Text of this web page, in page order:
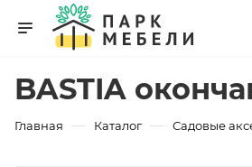
BASTIA
Главная — Каталог — Садовые